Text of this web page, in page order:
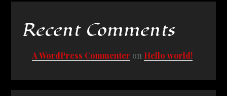
Recent Comments
A WordPress Commenter on Hello world!